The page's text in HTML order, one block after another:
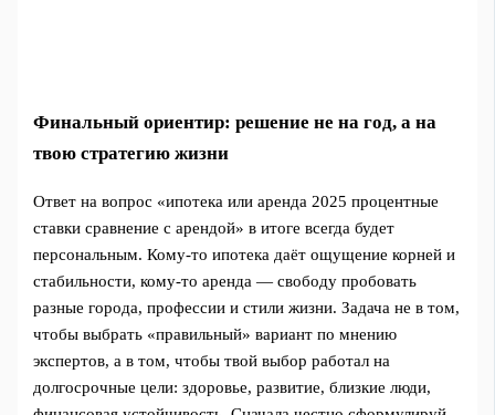
Финальный ориентир: решение не на год, а на
твою стратегию жизни
Ответ на вопрос «ипотека или аренда 2025 процентные
ставки сравнение с арендой» в итоге всегда будет
персональным. Кому‑то ипотека даёт ощущение корней и
стабильности, кому‑то аренда — свободу пробовать
разные города, профессии и стили жизни. Задача не в том,
чтобы выбрать «правильный» вариант по мнению
экспертов, а в том, чтобы твой выбор работал на
долгосрочные цели: здоровье, развитие, близкие люди,